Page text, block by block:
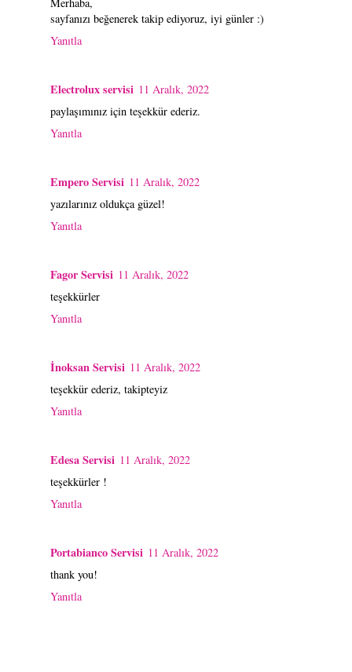
sayfanızı beğenerek takip ediyoruz, iyi günler :)
Yanıtla
Electrolux servisi 11 Aralık, 2022
paylaşımınız için teşekkür ederiz.
Yanıtla
Empero Servisi 11 Aralık, 2022
yazılarınız oldukça güzel!
Yanıtla
Fagor Servisi 11 Aralık, 2022
teşekkürler
Yanıtla
İnoksan Servisi 11 Aralık, 2022
teşekkür ederiz, takipteyiz
Yanıtla
Edesa Servisi 11 Aralık, 2022
teşekkürler !
Yanıtla
Portabianco Servisi 11 Aralık, 2022
thank you!
Yanıtla